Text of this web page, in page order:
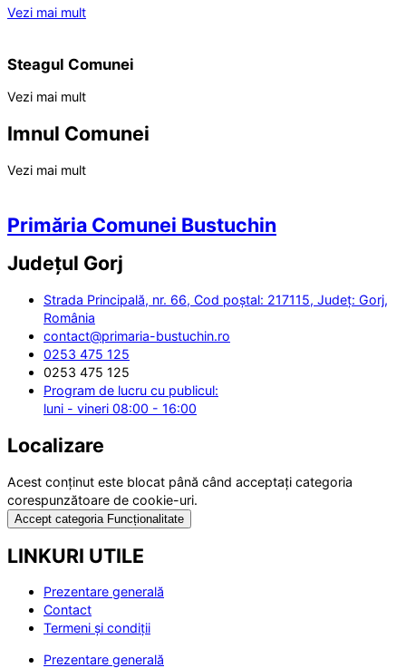
Vezi mai mult
Steagul Comunei
Vezi mai mult
Imnul Comunei
Vezi mai mult
Primăria Comunei Bustuchin
Județul Gorj
Strada Principală, nr. 66, Cod poștal: 217115, Județ: Gorj,
România
contact@primaria-bustuchin.ro
0253 475 125
0253 475 125
Program de lucru cu publicul:
luni - vineri 08:00 - 16:00
Localizare
Acest conținut este blocat până când acceptați categoria
corespunzătoare de cookie-uri.
Accept categoria Funcționalitate
LINKURI UTILE
Prezentare generală
Contact
Termeni și condiții
Prezentare generală